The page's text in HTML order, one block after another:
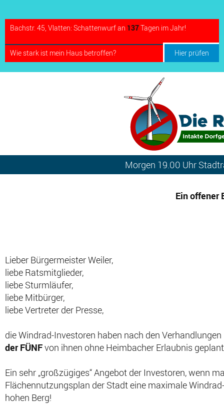
Bachstr. 45, Vlatten: Schattenwurf an 137Tagen im Jahr!
Wie stark ist mein Haus betroffen? Hier prüfen
Morgen 19.00 Uhr
Ein offener
Lieber Bürgermeister Weiler,
liebe Ratsmitglieder,
liebe Sturmläufer,
liebe Mitbürger,
liebe Vertreter der Presse,
die Windrad-Investoren haben nach den
der FÜNFvon ihnen ohne Heimbacher Erlaubnis
Ein sehr „großzügiges“ Angebot der Investoren, wenn
Flächennutzungsplan der Stadt eine maximale
hohen Berg!